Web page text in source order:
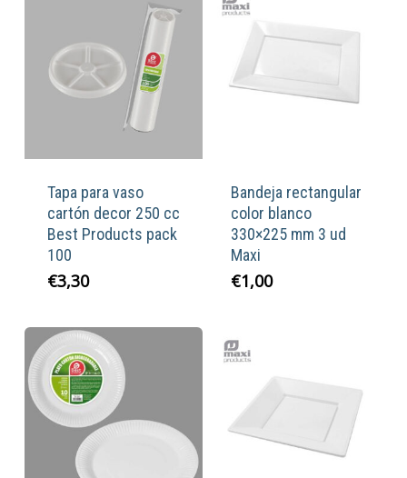
Tapa para vaso
cartón decor 250 cc
Best Products pack
100
€3,30
Bandeja rectangular
color blanco
330×225 mm 3 ud
Maxi
€1,00